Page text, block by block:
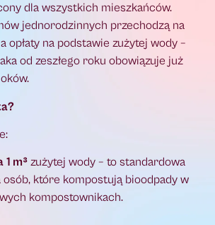
dla wszystkich mieszkańców.
jednorodzinnych przechodzą na
opłaty na podstawie zużytej wody –
od zeszłego roku obowiązuje już
1 m³ zużytej wody – to standardowa
osób, które kompostują bioodpady w
kompostownikach.